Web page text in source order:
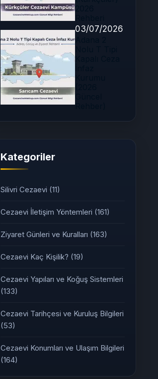
03/07/2026
Kategoriler
Silivri Cezaevi (11)
Cezaevi İletişim Yöntemleri (161)
Ziyaret Günleri ve Kuralları (163)
Cezaevi Kaç Kişilik? (19)
Cezaevi Yapıları ve Koğuş Sistemleri
(133)
Cezaevi Tarihçesi ve Kuruluş Bilgileri
(53)
Cezaevi Konumları ve Ulaşım Bilgileri
(164)